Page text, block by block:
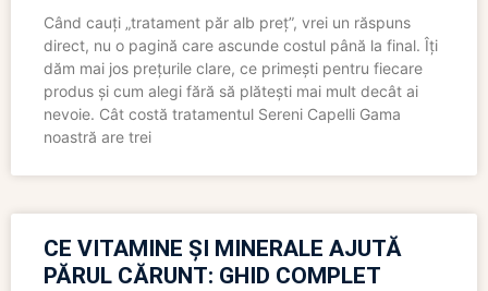
Când cauți „tratament păr alb preț”, vrei un răspuns
direct, nu o pagină care ascunde costul până la final. Îți
dăm mai jos prețurile clare, ce primești pentru fiecare
produs și cum alegi fără să plătești mai mult decât ai
nevoie. Cât costă tratamentul Sereni Capelli Gama
noastră are trei
CE VITAMINE ȘI MINERALE AJUTĂ
PĂRUL CĂRUNT: GHID COMPLET